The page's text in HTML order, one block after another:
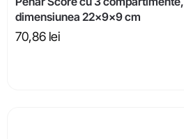
dimensiunea 22x9x9 cm
70,86 lei